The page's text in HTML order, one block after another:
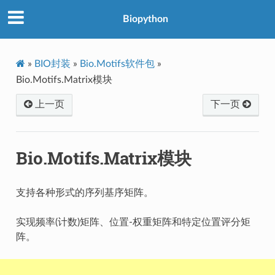
Biopython
» BIO封装 » Bio.Motifs软件包»
Bio.Motifs.Matrix模块
下一页
上一页
Bio.Motifs.Matrix模块
支持各种形式的序列基序矩阵。
实现频率(计数)矩阵、位置-权重矩阵和特定位置评分矩
阵。